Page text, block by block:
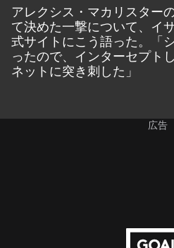
アレクシス・マカリスター
て決めた一撃について、イ
式サイトにこう語った。「
ったので、インターセプト
ネットに突き刺した」
広告